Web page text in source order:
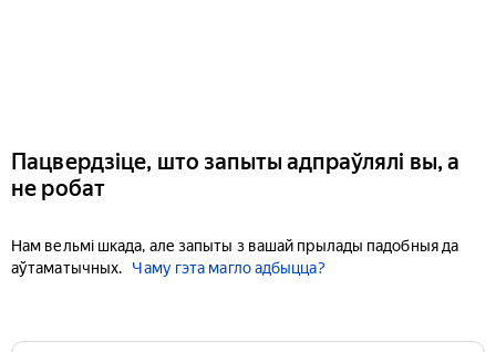
Пацвердзіце, што запыты адпраўлялі вы, а
не робат
Нам вельмі шкада, але запыты з вашай прылады падобныя да
аўтаматычных.
Чаму гэта магло адбыцца?